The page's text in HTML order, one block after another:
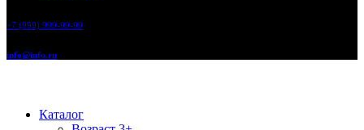
+7 (999) 999-99-99
info@info.ru
Каталог